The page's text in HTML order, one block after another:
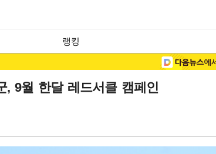
랭킹
9월 한달 레드서클 캠페인